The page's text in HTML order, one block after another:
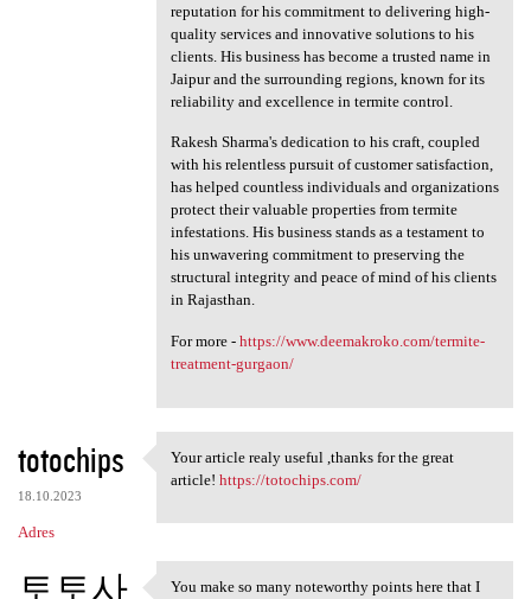
reputation for his commitment to delivering high-
quality services and innovative solutions to his
clients. His business has become a trusted name in
Jaipur and the surrounding regions, known for its
reliability and excellence in termite control.
Rakesh Sharma's dedication to his craft, coupled
with his relentless pursuit of customer satisfaction,
has helped countless individuals and organizations
protect their valuable properties from termite
infestations. His business stands as a testament to
his unwavering commitment to preserving the
structural integrity and peace of mind of his clients
in Rajasthan.
For more - https://www.deemakroko.com/termite-
treatment-gurgaon/
totochips
18.10.2023
Adres
Your article realy useful
Your article realy useful ,thanks for the great
article! https://totochips.com/
토토사
You make so many noteworthy points here that I